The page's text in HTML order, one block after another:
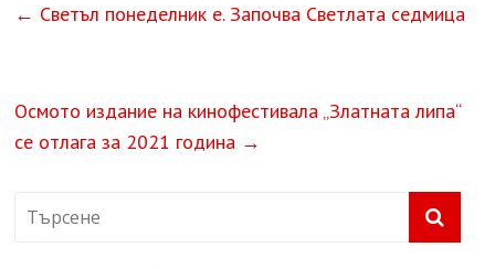
← Светъл понеделник е. Започва Светлата седмица
Осмото издание на кинофестивала „Златната липа“
се отлага за 2021 година →